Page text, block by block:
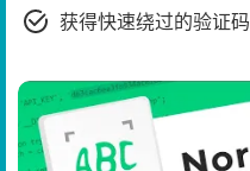
获得快速绕过的验证码